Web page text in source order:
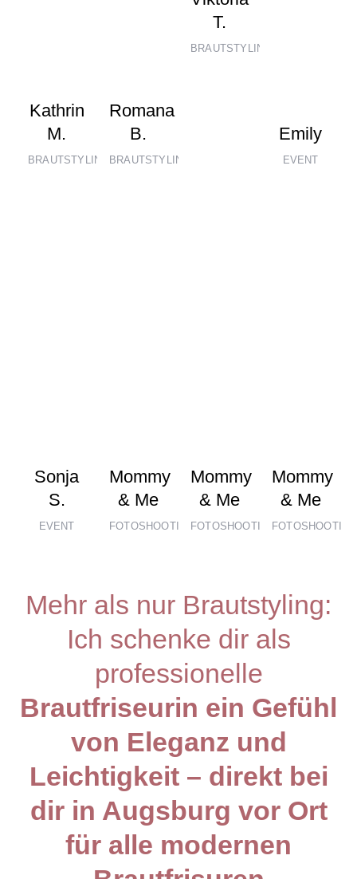
Kathrin
M.
BRAUTSTYLING
Sonja
S.
EVENT
Mommy
& Me
FOTOSHOOTING
Romana
B.
BRAUTSTYLING
Mommy
& Me
FOTOSHOOTING
T.
BRAUTSTYLING
Mommy
& Me
FOTOSHOOTING
Emily
EVENT
Mehr als nur Brautstyling:
Ich schenke dir als
professionelle
Brautfriseurin ein Gefühl
von Eleganz und
Leichtigkeit – direkt bei
dir in Augsburg vor Ort
für alle modernen